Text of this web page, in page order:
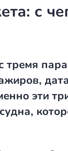
с
тремя
эти